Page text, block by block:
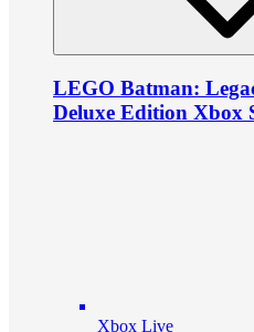
LEGO Batman:
Deluxe Edition Xbox
Xbox Live